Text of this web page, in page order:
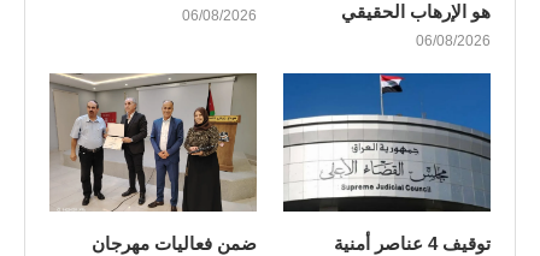
هو الإرهاب الحقيقي
06/08/2026
06/08/2026
توقيف 4 عناصر أمنية
ضمن فعاليات مهرجان